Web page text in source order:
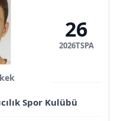
Spor Kulübü
26
2026TSPA